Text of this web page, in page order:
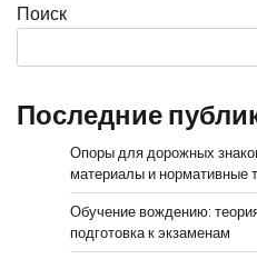
Поиск
Последние
Опоры для дорожных
материалы и нормативные
Обучение вождению:
подготовка к экзаменам